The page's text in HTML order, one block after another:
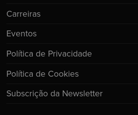
Carreiras
Eventos
Política de Privacidade
Política de Cookies
Subscrição da Newsletter